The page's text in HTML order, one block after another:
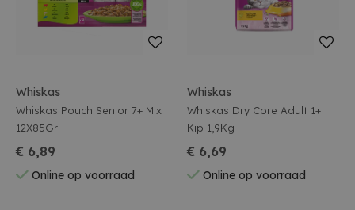
Whiskas
Whiskas Pouch Senior 7+ Mix
12X85Gr
€ 6,89
Online op voorraad
Whiskas
Whiskas Dry Core Adult 1+
Kip 1,9Kg
€ 6,69
Online op voorraad